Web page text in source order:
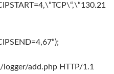
add.php HTTP/1.1